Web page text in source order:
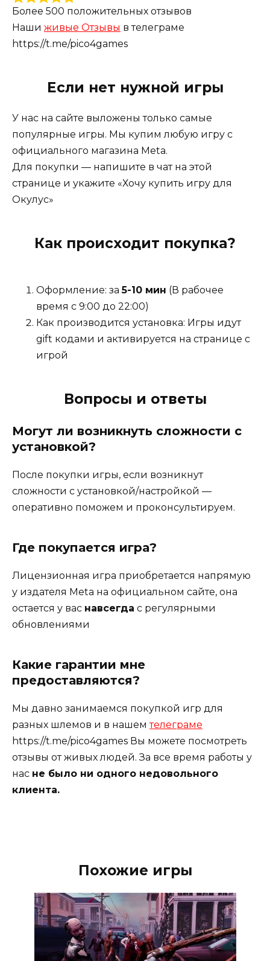
способах, которые недоступны при управлении
только одним персонажем.
стильную и минималистичную графику, что
процессе и механике.
Погружение в VR: Игра максимально
использует возможности виртуальной
реальности, позволяя игрокам активно
задачи, находясь в увлекательном трехмерном
мире.
We Are One VR предлагает уникальный опыт,
основанный на совместной игре с собой, и
является отличным выбором для любителей
головоломок и интерактивного геймплея.
Более 500 положительных отзывов
Наши живые Отзывы в телеграме
https://t.me/pico4games
Если нет нужной игры
У нас на сайте выложены только самые
популярные игры. Мы купим любую игру с
официального магазина Meta.
Для покупки — напишите в чат на этой
странице и укажите «Хочу купить игру для
Окулус»
Как происходит покупка?
Оформление: за5-10 мин (В рабочее
время с 9:00 до 22:00)
Как производится установка: Игры идут
gift кодами и активируется на странице с
игрой
Вопросы и ответы
Могут ли возникнуть сложности с
установкой?
После покупки игры, если возникнут
сложности с установкой/настройкой —
оперативно поможем и проконсультируем.
Где покупается игра?
Лицензионная игра приобретается напрямую
у издателя Meta на официальном сайте, она
остается у вас навсегда с регулярными
обновлениями
Какие гарантии мне
предоставляются?
Мы давно занимаемся покупкой игр для
разных шлемов и в нашемтелеграме
https://t.me/pico4games Вы можете посмотреть
отзывы от живых людей. За все время работы у
нас не было ни одного недовольного
клиента.
Похожие игры